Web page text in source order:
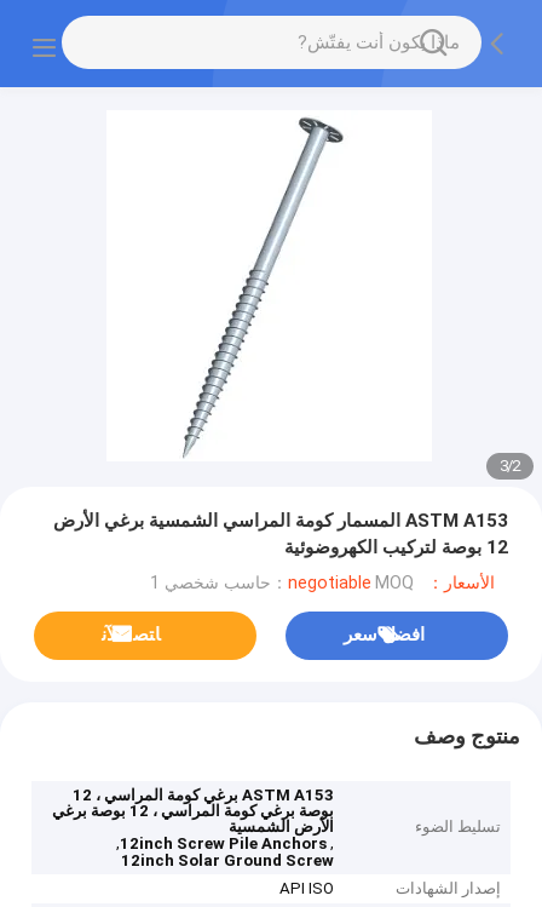
2
/
3
ASTM A153 المسمار كومة المراسي الشمسية برغي الأرض
12 بوصة لتركيب الكهروضوئية
الأسعار：negotiable MOQ：حاسب شخصي 1
افضل سعر ﺎﺘﺼﻟ ﺍﻶﻧ
منتوج وصف
تسليط الضوء
ASTM A153 برغي كومة المراسي ، 12
بوصة برغي كومة المراسي ، 12 بوصة برغي
الأرض الشمسية
,
12inch Screw Pile Anchors
,
12inch Solar Ground Screw
إصدار الشهادات
API ISO